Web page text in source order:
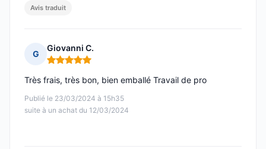
Avis traduit
G
Giovanni C.
Note : 5 sur 5
Publié le 23/03/2024 à 15h35
suite à un achat du 12/03/2024
Très frais, très bon, bien emballé Travail de pro